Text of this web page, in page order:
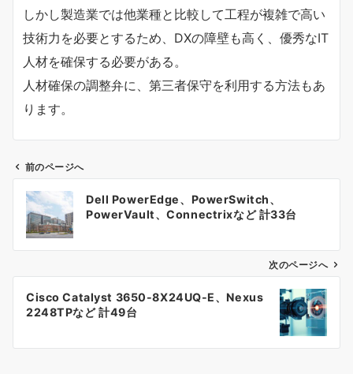
しかし製造業では他業種と比較して工程が複雑で高い
技術力を必要とするため、DXの障壁も高く、優秀なIT
人材を確保する必要がある。
人材確保の調整弁に、第三者保守を利用する方法もあ
ります。
投
稿
ナ
ゲ
シ
前のページへ
Dell PowerEdge、PowerSwitch、
PowerVault、Connectrixなど 計33台
次のページへ
Cisco Catalyst 3650-8X24UQ-E、Nexus
2248TPなど 計49台